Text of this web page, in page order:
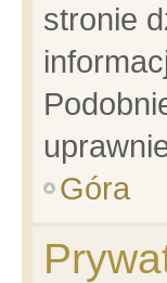
stronie
Góra